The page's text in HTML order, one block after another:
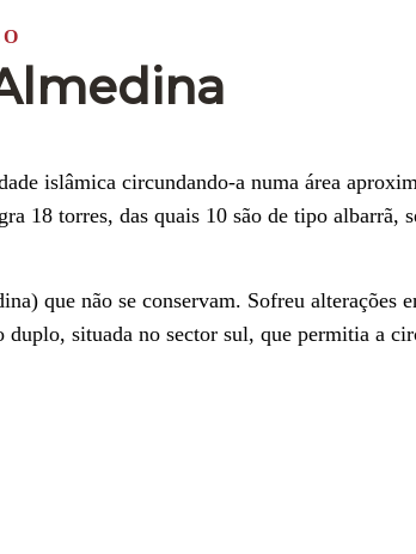
islâmica circundando-a numa área
18 torres, das quais 10 são de tipo albarrã,
que não se conservam. Sofreu alterações
situada no sector sul, que permitia a